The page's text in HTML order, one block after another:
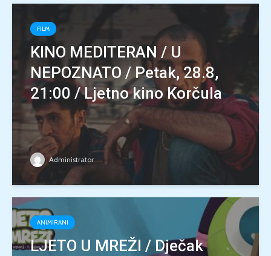
FILM
KINO MEDITERAN / U
NEPOZNATO / Petak, 28.8,
21:00 / Ljetno kino Korčula
Administrator
ANIMIRANI
LJETO U MREŽI / Dječak